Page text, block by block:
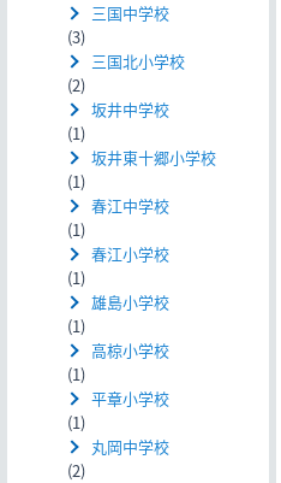
三国中学校
(3)
三国北小学校
(2)
坂井中学校
(1)
坂井東十郷小学校
(1)
春江中学校
(1)
春江小学校
(1)
雄島小学校
(1)
高椋小学校
(1)
平章小学校
(1)
丸岡中学校
(2)